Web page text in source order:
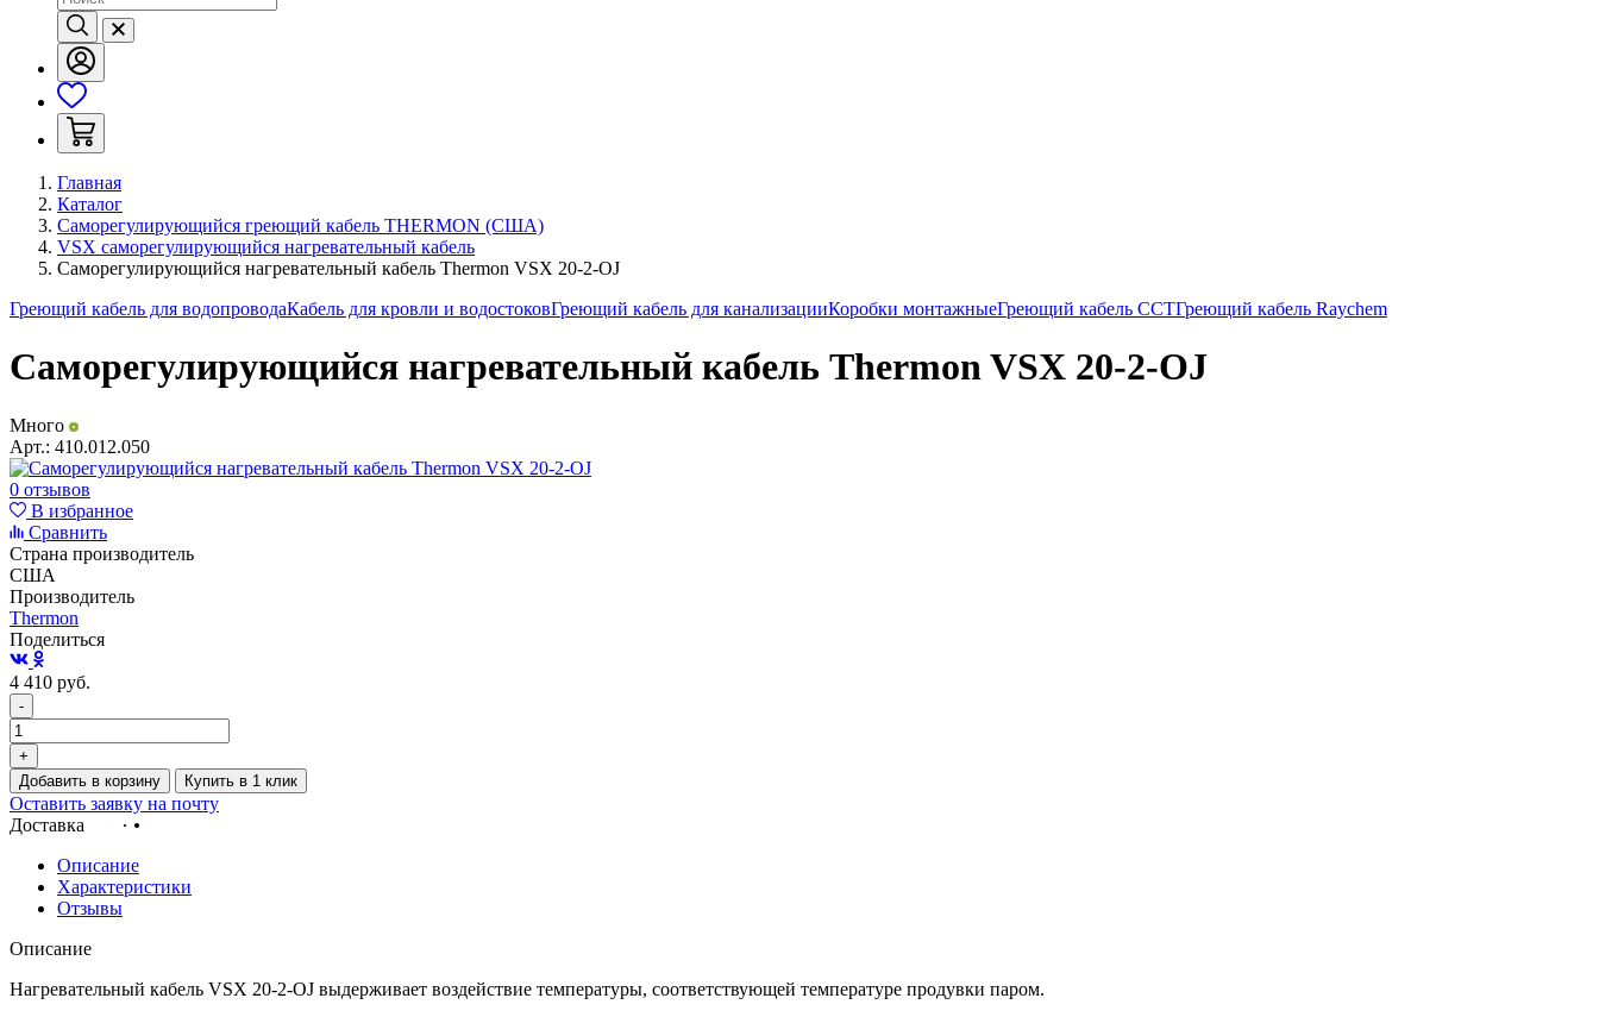
Главная
Каталог
Саморегулирующийся греющий кабель THERMON (США)
VSX саморегулирующийся нагревательный кабель
Саморегулирующийся нагревательный кабель Thermon VSX 20-2-OJ
Греющий кабель для водопроводаКабель для кровли и водостоковГреющий кабель для канализацииКоробки монтажныеГреющий кабель ССТГреющий кабель Raychem
Саморегулирующийся нагревательный кабель Thermon VSX 20-2-OJ
Много
Арт.: 410.012.050
0 отзывов
В избранное
Сравнить
Страна производитель
США
Производитель
Thermon
Поделиться
4 410 руб.
-
+
Добавить в корзину
Купить в 1 клик
Оставить заявку на почту
Доставка
Описание
Характеристики
Отзывы
Описание
Нагревательный кабель VSX 20-2-OJ выдерживает воздействие температуры, соответствующей температуре продувки паром.